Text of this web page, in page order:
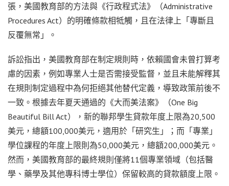
張，美國教育部的方法與《行政程式法》（Administrative
Procedures Act）的明確條款相牴觸，且在法律上「專斷且
反覆無常」。
訴訟指出，美國教育部在制定規則時，依賴國會未曾打算考
慮的因素，例如專業人士是否需接受監督，並且未能解釋其
在規則制定過程中為何拒絕其他替代定義，導致政策前後不
一致。根據去年夏天通過的《大而美法案》（One Big
Beautiful Bill Act），新的聯邦學生貸款年度上限為20,500
美元，總額100,000美元，適用於「研究生」；而「專業」
學位課程的年度上限則為50,000美元，總額200,000美元。
然而，美國教育部的最終規則僅將11個專業領域（包括醫
學、藥學及其他專科博士學位）保留較高的貸款額度上限。